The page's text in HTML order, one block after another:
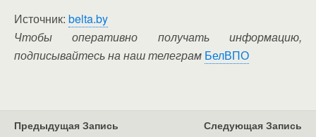
Источник: belta.by
Чтобы оперативно получать информацию,
подписывайтесь на наш телеграм БелВПО
Предыдущая Запись Следующая Запись